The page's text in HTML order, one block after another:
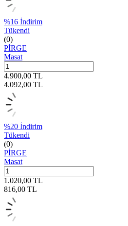
%16 İndirim
Tükendi
(0)
PİRGE
Masat
4.900,00 TL
4.092,00 TL
%20 İndirim
Tükendi
(0)
PİRGE
Masat
1.020,00 TL
816,00 TL